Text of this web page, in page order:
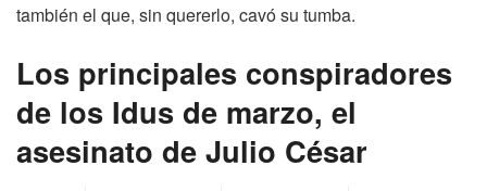
también el que, sin quererlo, cavó su tumba.
Los principales conspiradores
de los Idus de marzo, el
asesinato de Julio César